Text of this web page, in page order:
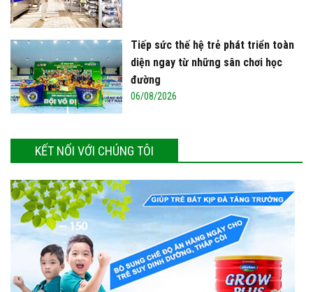
Tiếp sức thế hệ trẻ phát triển toàn
diện ngay từ những sân chơi học
đường
06/08/2026
KẾT NỐI VỚI CHÚNG TÔI